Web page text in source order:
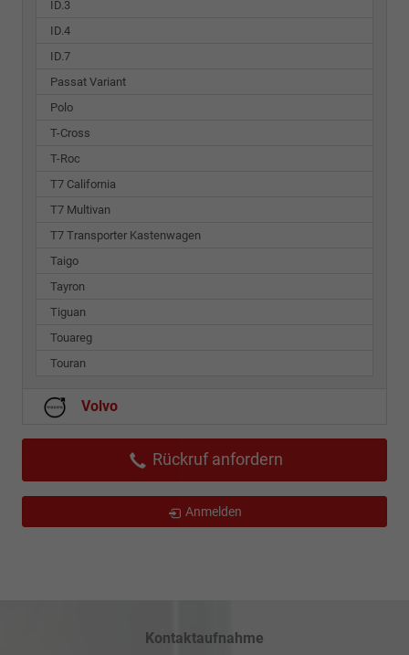
ID.3
ID.4
ID.7
Passat Variant
Polo
T-Cross
T-Roc
T7 California
T7 Multivan
T7 Transporter Kastenwagen
Taigo
Tayron
Tiguan
Touareg
Touran
Volvo
Rückruf anfordern
Anmelden
Kontaktaufnahme